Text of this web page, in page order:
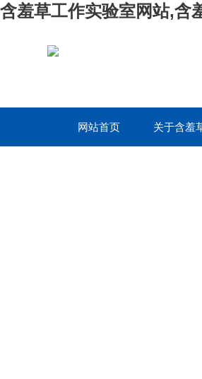
含羞草工作实验室网站,含
网站首页 关于含羞